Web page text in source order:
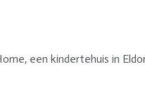
een kindertehuis in